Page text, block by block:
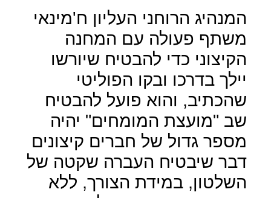
המנהיג הרוחני העליון ח'מינאי
משתף פעולה עם המחנה
הקיצוני כדי להבטיח שיורשו
יילך בדרכו ובקו הפוליטי
שהכתיב, והוא פועל להבטיח
שב "מועצת המומחים" יהיה
מספר גדול של חברים קיצונים
דבר שיבטיח העברה שקטה של
השלטון, במידת הצורך, ללא